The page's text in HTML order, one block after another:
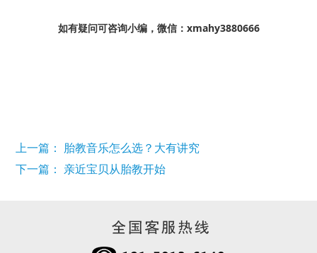
如有疑问可咨询小编，微信：xmahy3880666
上一篇： 胎教音乐怎么选？大有讲究
下一篇： 亲近宝贝从胎教开始